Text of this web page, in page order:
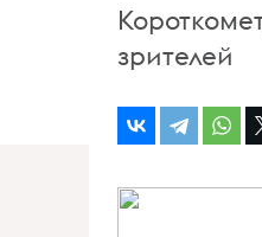
зрителей